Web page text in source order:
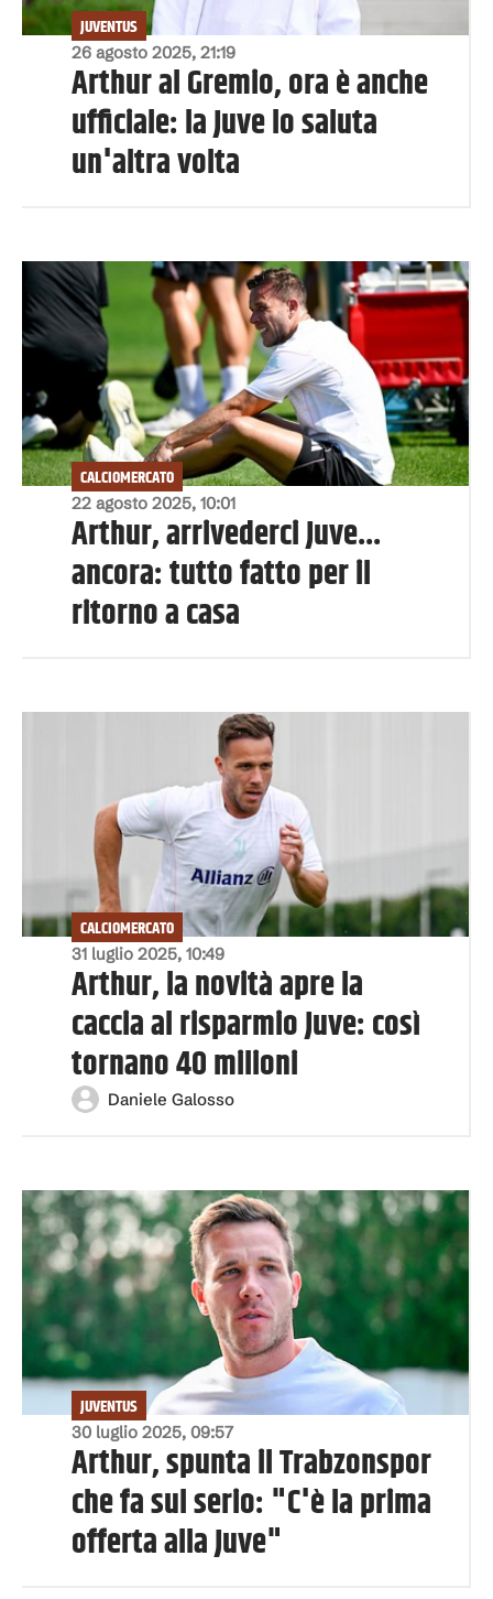
26 agosto 2025, 21:19
JUVENTUS
Arthur al Gremio, ora è anche
ufficiale: la Juve lo saluta
un'altra volta
22 agosto 2025, 10:01
CALCIOMERCATO
Arthur, arrivederci Juve...
ancora: tutto fatto per il
ritorno a casa
31 luglio 2025, 10:49
CALCIOMERCATO
Arthur, la novità apre la
caccia al risparmio Juve: così
tornano 40 milioni
Daniele Galosso
30 luglio 2025, 09:57
JUVENTUS
Arthur, spunta il Trabzonspor
che fa sul serio: "C'è la prima
offerta alla Juve"